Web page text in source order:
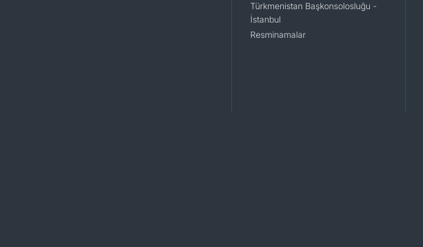
Türkmenistan Başkonsolosluğu -
İstanbul
Resminamalar